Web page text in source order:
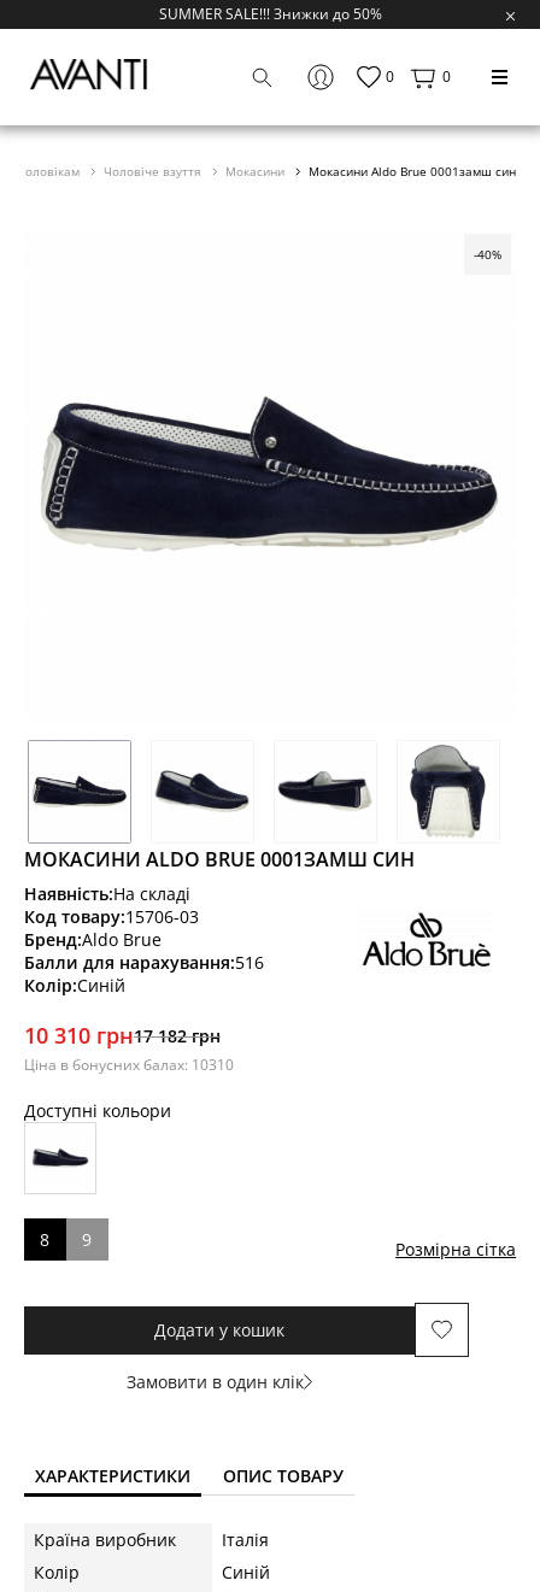
SUMMER SALE!!! Знижки до 50%
0 0
Чоловікам Чоловіче взуття Мокасини Мокасини Aldo Brue 0001замш син
-40%
МОКАСИНИ ALDO BRUE 0001ЗАМШ СИН
Наявність:На складі
Код товару:15706-03
Бренд:Aldo Brue
Балли для нарахування:516
Колір:Синій
Доступні кольори
8 9 Розмірна сітка
10 310 грн17 182 грн
Ціна в бонусних балах: 10310
Додати у кошик
Замовити в один клік
ХАРАКТЕРИСТИКИ ОПИС ТОВАРУ
Країна виробник
Італія
Колір
Синій